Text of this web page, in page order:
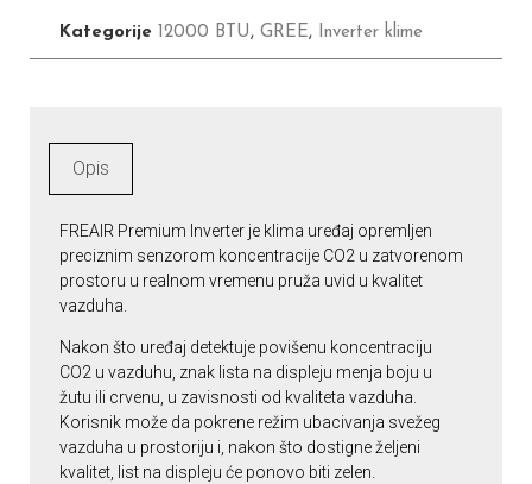
Kategorije 12000 BTU, GREE, Inverter klime
Opis
FREAIR Premium Inverter je klima uređaj opremljen
preciznim senzorom koncentracije CO2 u zatvorenom
prostoru u realnom vremenu pruža uvid u kvalitet
vazduha.
Nakon što uređaj detektuje povišenu koncentraciju
CO2 u vazduhu, znak lista na displeju menja boju u
žutu ili crvenu, u zavisnosti od kvaliteta vazduha.
Korisnik može da pokrene režim ubacivanja svežeg
vazduha u prostoriju i, nakon što dostigne željeni
kvalitet, list na displeju će ponovo biti zelen.